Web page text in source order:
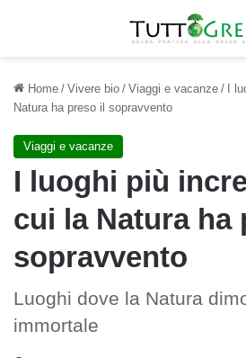
Home / Vivere bio / Viaggi e vacanze / I
Natura ha preso il sopravvento
Viaggi e vacanze
I luoghi più
cui la Natura ha
sopravvento
Luoghi dove la Natura
immortale